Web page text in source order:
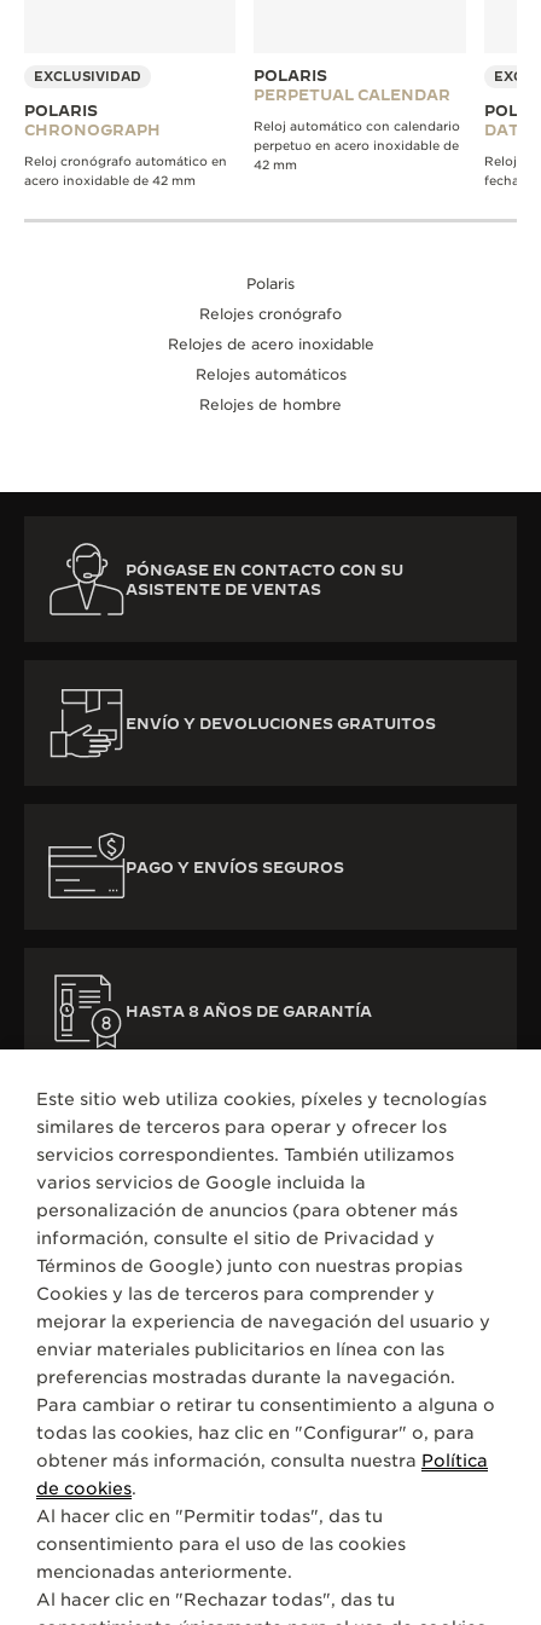
EXCLUSIVIDAD
POLARIS
CHRONOGRAPH
Reloj cronógrafo automático en
acero inoxidable de 42 mm
POLARIS
PERPETUAL CALENDAR
Reloj automático con calendario
perpetuo en acero inoxidable de
42 mm
DATE
Reloj
fecha
Polaris
Relojes cronógrafo
Relojes de acero inoxidable
Relojes automáticos
Relojes de hombre
PÓNGASE EN CONTACTO CON SU
ASISTENTE DE VENTAS
ENVÍO Y DEVOLUCIONES GRATUITOS
PAGO Y ENVÍOS SEGUROS
HASTA 8 AÑOS DE GARANTÍA
TODAS LAS COLECCIONESPOLARISREF. Q9028181
IR A LA PÁGINA DE INSTAGRAM DE JAEGER-
IR A LA PÁGINA DE LINKEDIN DE
IR A LA PÁGINA DE FACEBOOK DE
IR A LA PÁGINA DE YOUTUBE
IR A LA PÁGINA DE
IR A LA PÁGINA DE
SUSCRIBIRSE A LA NEWSLETTER
ACERCA DE NOSOTROS
SERVICIOS
CONTACTO
Este sitio web utiliza cookies, píxeles y tecnologías
similares de terceros para operar y ofrecer los
servicios correspondientes. También utilizamos
varios servicios de Google incluida la
personalización de anuncios (para obtener más
información, consulte el sitio de Privacidad y
Términos de Google) junto con nuestras propias
Cookies y las de terceros para comprender y
mejorar la experiencia de navegación del usuario y
enviar materiales publicitarios en línea con las
preferencias mostradas durante la navegación.
Para cambiar o retirar tu consentimiento a alguna o
todas las cookies, haz clic en "Configurar" o, para
obtener más información, consulta nuestra Política
de cookies.
Al hacer clic en "Permitir todas", das tu
consentimiento para el uso de las cookies
mencionadas anteriormente.
Al hacer clic en "Rechazar todas", das tu